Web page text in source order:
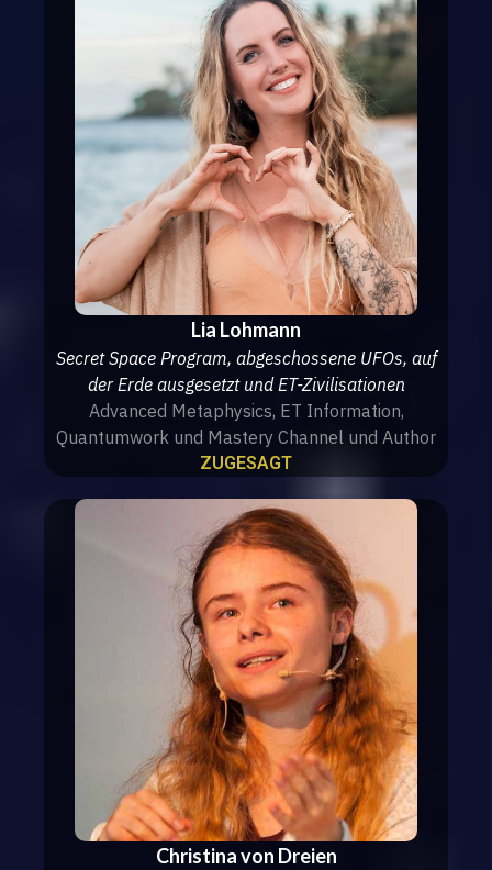
Lia Lohmann
Secret Space Program, abgeschossene UFOs, auf
der Erde ausgesetzt und ET-Zivilisationen
Advanced Metaphysics, ET Information,
Quantumwork und Mastery Channel und Author
ZUGESAGT
Christina von Dreien